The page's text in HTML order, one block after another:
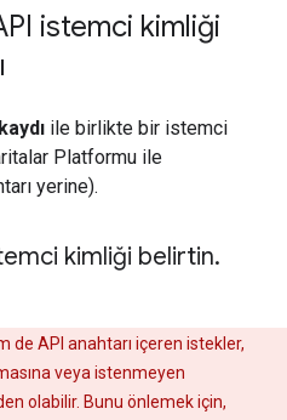
istemci kimliği
ile birlikte bir istemci
Platformu ile
yerine).
kimliği belirtin.
de API anahtarı içeren istekler,
veya istenmeyen
olabilir. Bunu önlemek için,